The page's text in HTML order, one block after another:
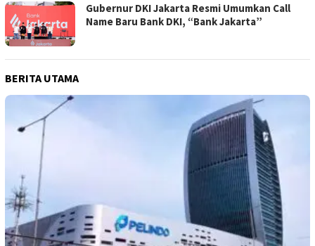
Gubernur DKI Jakarta Resmi Umumkan Call
Name Baru Bank DKI, “Bank Jakarta”
BERITA UTAMA